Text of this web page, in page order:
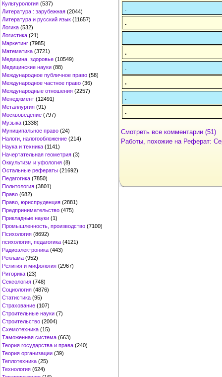
Культурология (537)
Литература : зарубежная (2044)
Литература и русский язык (11657)
Логика (532)
Логистика (21)
Маркетинг (7985)
Математика (3721)
Медицина, здоровье (10549)
Медицинские науки (88)
Международное публичное право (58)
Международное частное право (36)
Международные отношения (2257)
Менеджмент (12491)
Металлургия (91)
Москвоведение (797)
Музыка (1338)
Муниципальное право (24)
Налоги, налогообложение (214)
Наука и техника (1141)
Начертательная геометрия (3)
Оккультизм и уфология (8)
Остальные рефераты (21692)
Педагогика (7850)
Политология (3801)
Право (682)
Право, юриспруденция (2881)
Предпринимательство (475)
Прикладные науки (1)
Промышленность, производство (7100)
Психология (8692)
психология, педагогика (4121)
Радиоэлектроника (443)
Реклама (952)
Религия и мифология (2967)
Риторика (23)
Сексология (748)
Социология (4876)
Статистика (95)
Страхование (107)
Строительные науки (7)
Строительство (2004)
Схемотехника (15)
Таможенная система (663)
Теория государства и права (240)
Теория организации (39)
Теплотехника (25)
Технология (624)
.
.
.
.
Смотреть все комментарии (51)
Работы, похожие на Реферат: